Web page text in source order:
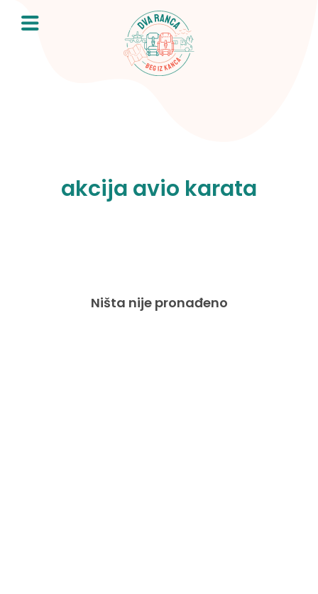
content
akcija avio karata
Ništa nije pronađeno